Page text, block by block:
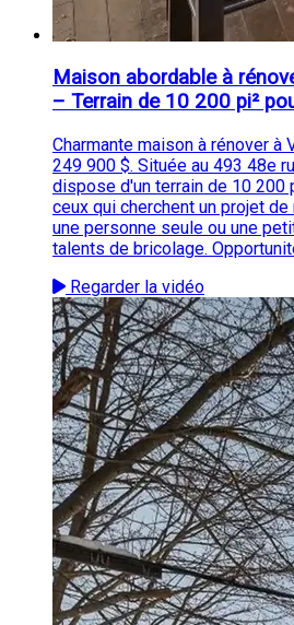
Maison abordable à
– Terrain de 10 200 pi²
Charmante maison à rénover à
249 900 $. Située au 493 48e
dispose d'un terrain de 10 200
ceux qui cherchent un projet
une personne seule ou une
talents de bricolage.
Regarder la vidéo